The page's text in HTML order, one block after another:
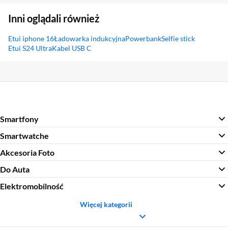
Inni oglądali również
Etui iphone 16Ładowarka indukcyjnaPowerbankSelfie stick
Etui S24 UltraKabel USB C
Smartfony
Smartwatche
Akcesoria Foto
Do Auta
Elektromobilność
Więcej kategorii